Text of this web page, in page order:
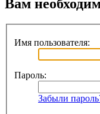
Вам
Имя пользователя:
Пароль:
Забыли